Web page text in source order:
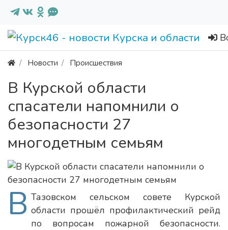
Новости Происшествия
В Курской области
спасатели напомнили о
безопасности 27
многодетным семьям
В Тазовском сельском совете Курской
области прошёл профилактический рейд
по вопросам пожарной безопасности.